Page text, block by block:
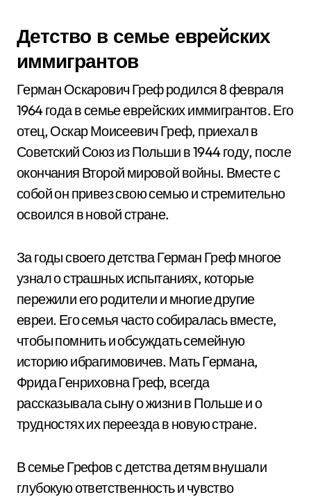
Детство в семье еврейских
иммигрантов
Герман Оскарович Греф родился 8 февраля
1964 года в семье еврейских иммигрантов. Его
отец, Оскар Моисеевич Греф, приехал в
Советский Союз из Польши в 1944 году, после
окончания Второй мировой войны. Вместе с
собой он привез свою семью и стремительно
освоился в новой стране.
За годы своего детства Герман Греф многое
узнал о страшных испытаниях, которые
пережили его родители и многие другие
евреи. Его семья часто собиралась вместе,
чтобы помнить и обсуждать семейную
историю ибрагимовичев. Мать Германа,
Фрида Генриховна Греф, всегда
рассказывала сыну о жизни в Польше и о
трудностях их переезда в новую стране.
В семье Грефов с детства детям внушали
глубокую ответственность и чувство